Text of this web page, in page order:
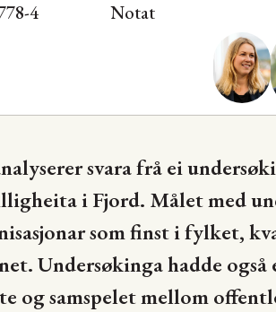
4 Notat
svara frå ei
i Fjord. Målet med
som finst i fylket,
Undersøkinga hadde
og samspelet mellom